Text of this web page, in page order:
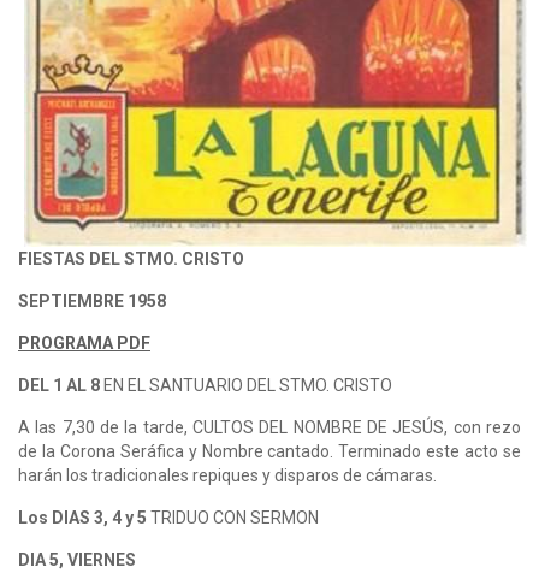
FIESTAS DEL STMO. CRISTO
SEPTIEMBRE 1958
PROGRAMA PDF
DEL 1 AL 8 EN EL SANTUARIO DEL STMO. CRISTO
A las 7,30 de la tarde, CULTOS DEL NOMBRE DE JESÚS, con rezo
de la Corona Seráfica y Nombre cantado. Terminado este acto se
harán los tradicionales repiques y disparos de cámaras.
Los DIAS 3, 4 y 5 TRIDUO CON SERMON
DIA 5, VIERNES